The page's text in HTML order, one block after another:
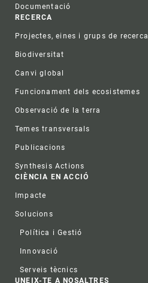
Documentació
RECERCA
Projectes, eines i grups de recerca
Biodiversitat
Canvi global
Funcionament dels ecosistemes
Observació de la terra
Temes transversals
Publicacions
Synthesis Actions
CIÈNCIA EN ACCIÓ
Impacte
Solucions
Política i Gestió
Innovació
Serveis tècnics
UNEIX-TE A NOSALTRES